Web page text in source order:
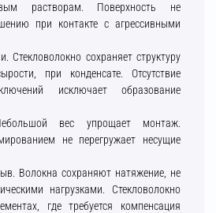
растворам. Поверхность не
при контакте с агрессивными
Стекловолокно сохраняет структуру
при конденсате. Отсутствие
исключает образование
вес упрощает монтаж.
не перегружает несущие
Волокна сохраняют натяжение, не
нагрузками. Стекловолокно
где требуется компенсация